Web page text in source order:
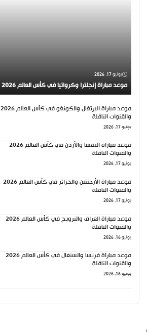
يونيو 17, 2026
موعد مباراة إنجلترا وكرواتيا في كأس العالم 2026 والقنوات الناقلة
موعد مباراة البرتغال والكونغو في كأس العالم 2026
والقنوات الناقلة
يونيو 17, 2026
موعد مباراة النمسا والأردن في كأس العالم 2026
والقنوات الناقلة
يونيو 17, 2026
موعد مباراة الأرجنتين والجزائر في كأس العالم 2026
والقنوات الناقلة
يونيو 17, 2026
موعد مباراة العراق والنرويج في كأس العالم 2026
والقنوات الناقلة
يونيو 16, 2026
موعد مباراة فرنسا والسنغال في كأس العالم 2026
والقنوات الناقلة
يونيو 16, 2026